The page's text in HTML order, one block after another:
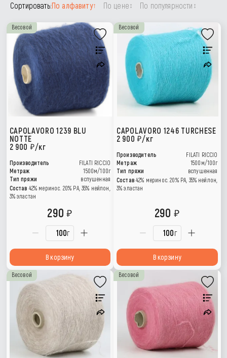
Сортировать:По алфавиту↑ По цене↕ По популярности ↕
Весовой
CAPOLAVORO 1239 BLU
NOTTE
2 900
/кг
Производитель
FILATI RICCIO
Метраж
1500м/100г
Тип пряжи
вспушенная
Состав 42% меринос. 20% РА, 35% нейлон,
3% эластан
г
290
В корзину
Весовой
CAPOLAVORO 1246 TURCHESE
2 900 /кг
Производитель
FILATI RICCIO
Метраж
1500м/100г
Тип пряжи
вспушенная
Состав 42% меринос. 20% РА, 35% нейлон,
3% эластан
г
290
В корзину
Весовой Весовой